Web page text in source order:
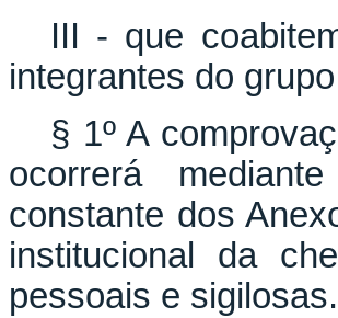
III - que
integrantes do
§ 1º A
ocorrerá
constante dos
institucional da
pessoais e sigilosas.